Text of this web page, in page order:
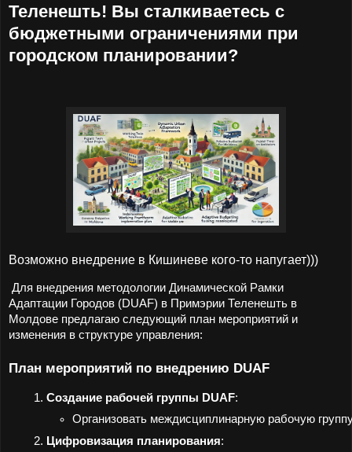
Теленешть! Вы сталкиваетесь с
бюджетными ограничениями при
городском планировании?
Возможно внедрение в Кишиневе кого-то напугает)))
Для внедрения методологии Динамической Рамки
Адаптации Городов (DUAF) в Примэрии Теленешть в
Молдове предлагаю следующий план мероприятий и
изменения в структуре управления:
План мероприятий по внедрению DUAF
Создание рабочей группы DUAF:
Организовать междисциплинарную рабочую
Цифровизация планирования: